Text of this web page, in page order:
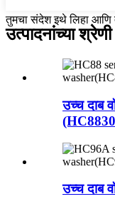
तुमचा संदेश इथे लिहा आणि
उत्पादनांच्या श्रेणी
उच्च दाब
उच्च दाब